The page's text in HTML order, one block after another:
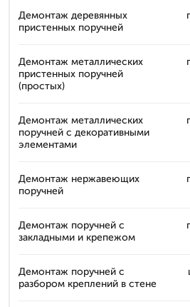
Демонтаж деревянных
пристенных поручней
Демонтаж металлических
пристенных поручней
(простых)
Демонтаж металлических
поручней с декоративными
элементами
Демонтаж нержавеющих
поручней
Демонтаж поручней с
закладными и крепежом
Демонтаж поручней с
разбором креплений в стене